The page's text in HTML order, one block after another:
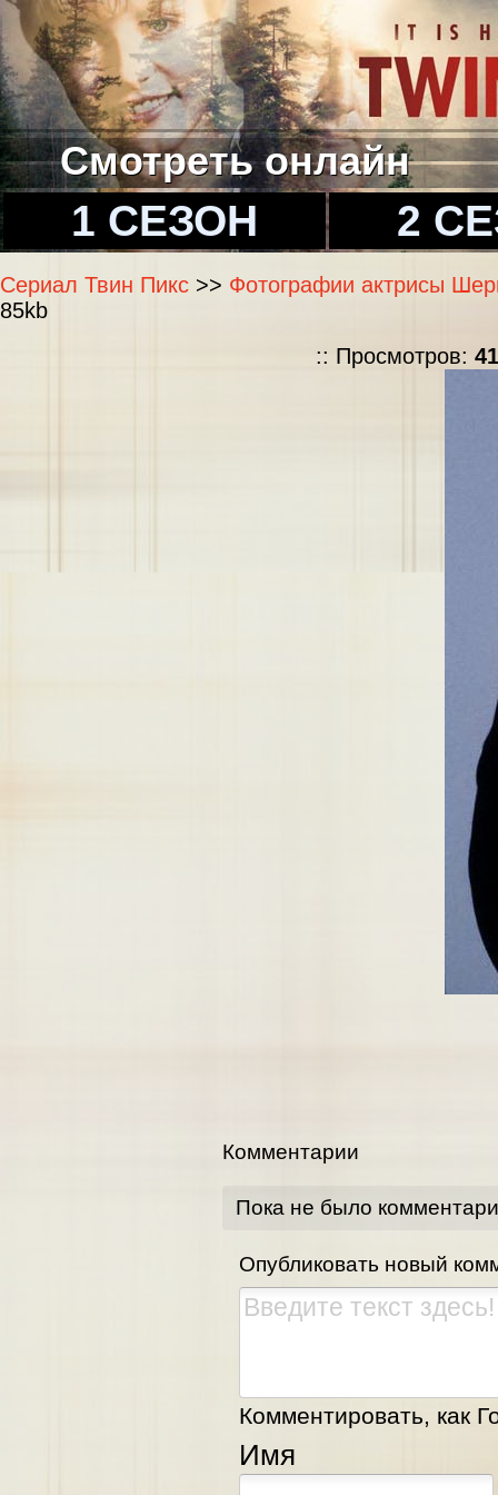
Смотреть онлайн
1 СЕЗОН 2
Сериал Твин Пикс >> Фотографии актрисы
85kb
:: Просмотров:
Комментарии
Пока не было
Опубликовать новый
Комментировать, как
Имя